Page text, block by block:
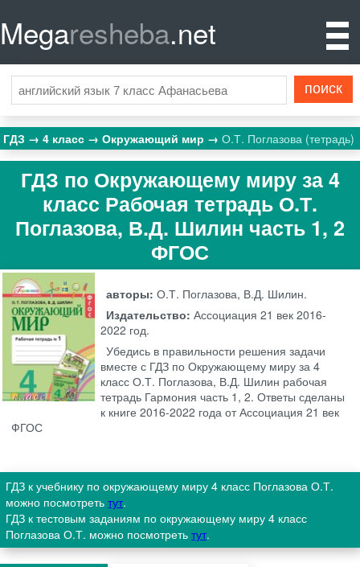
Megaresheba.net
ГДЗ 4 класс Окружающий мир О.Т. Поглазова (тетрадь)
ГДЗ по Окружающему миру за 4
класс Рабочая тетрадь О.Т.
Поглазова, В.Д. Шилин часть 1, 2
ФГОС
авторы:О.Т. Поглазова, В.Д. Шилин.
Издательство:Ассоциация 21 век 2016-
2022 год.
Убедись в правильности решения задачи
вместе с ГДЗ по Окружающему миру за 4
класс О.Т. Поглазова, В.Д. Шилин рабочая
тетрадь Гармония часть 1, 2. Ответы сделаны
к книге 2016-2022 года от Ассоциация 21 век
ФГОС
ГДЗ к учебнику по окружающему миру 4 класс Поглазова О.Т.
можно посмотреть тут.
ГДЗ к тестовым заданиям по окружающему миру 4 класс
Поглазова О.Т. можно посмотреть тут.